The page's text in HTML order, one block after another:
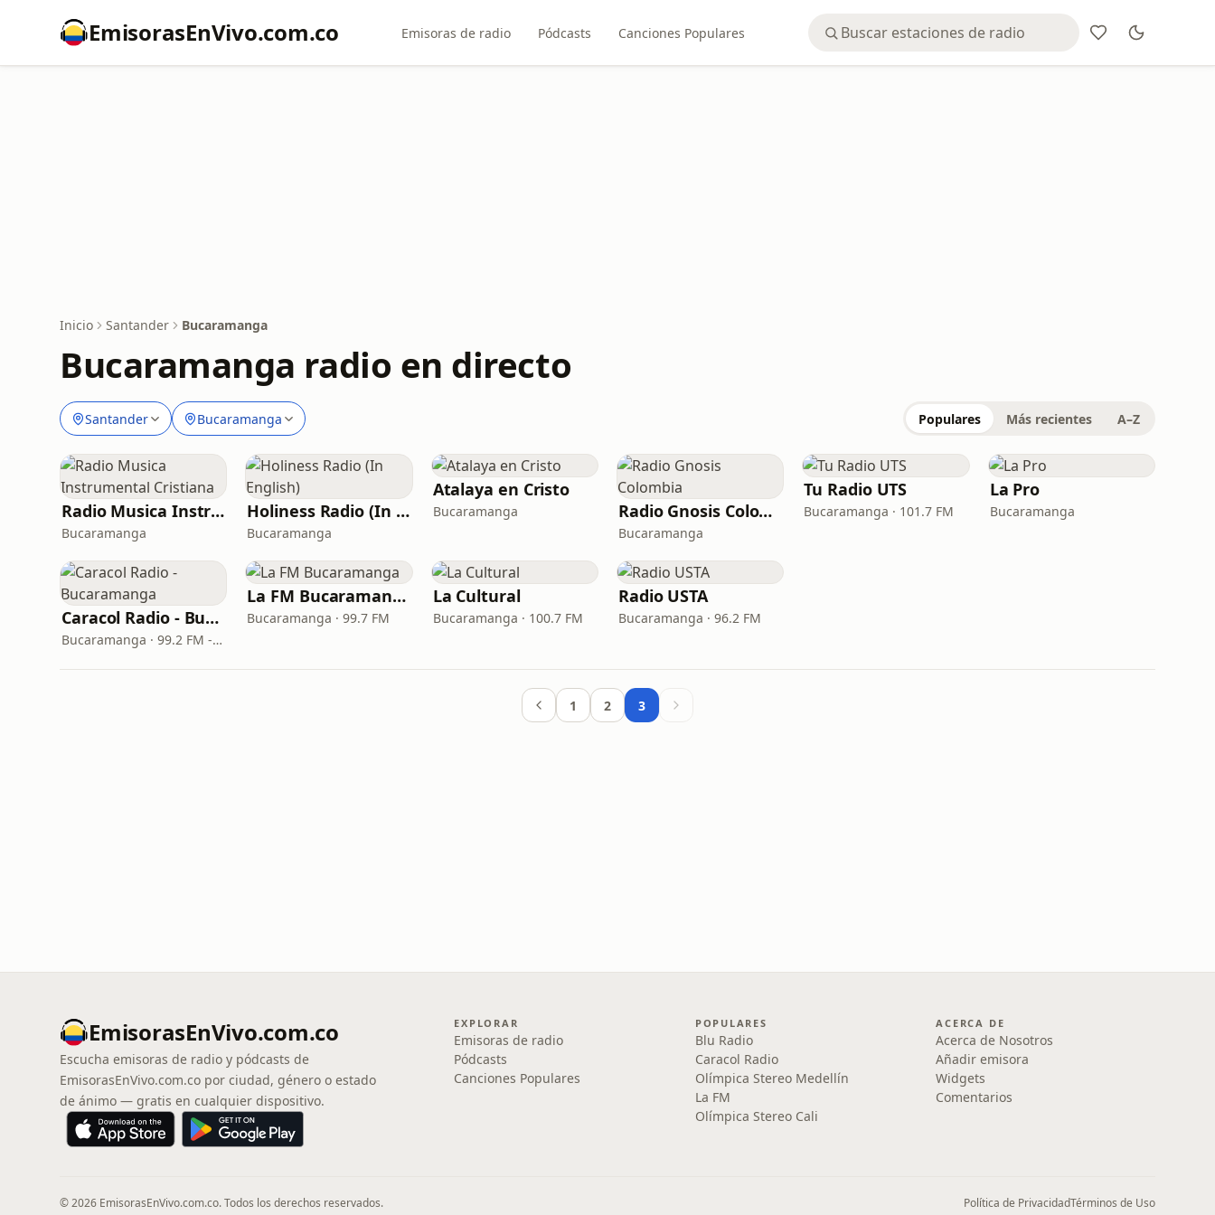
EmisorasEnVivo.com.co Emisoras de radio Pódcasts Canciones Populares
Inicio Santander Bucaramanga
Bucaramanga radio en directo
Santander Bucaramanga Populares Más recientes A–Z
Radio Musica Instrumental Cristiana
Bucaramanga
Holiness Radio (In English)
Bucaramanga
Atalaya en Cristo
Bucaramanga Radio Gnosis Colombia
Bucaramanga
Tu Radio UTS
Bucaramanga · 101.7 FM
La Pro
Bucaramanga
Caracol Radio - Bucaramanga
Bucaramanga · 99.2 FM - 880 AM
La FM Bucaramanga
Bucaramanga · 99.7 FM
La Cultural
Bucaramanga · 100.7 FM
Radio USTA
Bucaramanga · 96.2 FM
1 2 3
EmisorasEnVivo.com.co
Escucha emisoras de radio y pódcasts de
EmisorasEnVivo.com.co por ciudad, género o estado
de ánimo — gratis en cualquier dispositivo.
EXPLORAR
Emisoras de radio
Pódcasts
Canciones Populares
POPULARES
Blu Radio
Caracol Radio
Olímpica Stereo Medellín
La FM
Olímpica Stereo Cali
ACERCA DE
Acerca de Nosotros
Añadir emisora
Widgets
Comentarios
© 2026 EmisorasEnVivo.com.co. Todos los derechos reservados. Política de PrivacidadTérminos de Uso